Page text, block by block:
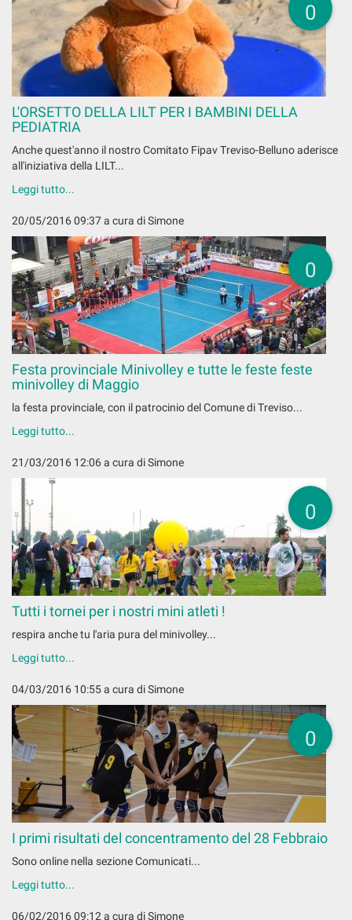
0
L'ORSETTO DELLA LILT PER I BAMBINI DELLA
PEDIATRIA
Anche quest'anno il nostro Comitato Fipav Treviso-Belluno aderisce
all'iniziativa della LILT...
Leggi tutto...
20/05/2016 09:37a cura di Simone
0
Festa provinciale Minivolley e tutte le feste feste
minivolley di Maggio
la festa provinciale, con il patrocinio del Comune di Treviso...
Leggi tutto...
21/03/2016 12:06a cura di Simone
0
Tutti i tornei per i nostri mini atleti !
respira anche tu l'aria pura del minivolley...
Leggi tutto...
04/03/2016 10:55a cura di Simone
0
I primi risultati del concentramento del 28 Febbraio
Sono online nella sezione Comunicati...
Leggi tutto...
06/02/2016 09:12 a cura di Simone